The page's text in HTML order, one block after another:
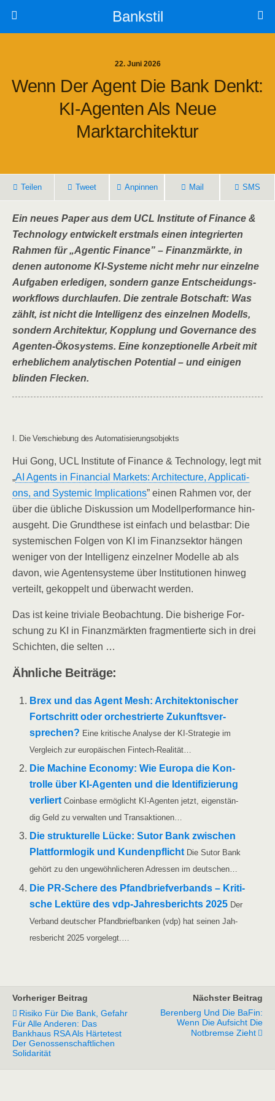
Bankstil
22. Juni 2026
Wenn Der Agent Die Bank Denkt:
KI-Agen­ten Als Neue
Marktarchitektur
Tei­len Tweet Anpin­nen Mail SMS
Ein neu­es Paper aus dem UCL Insti­tu­te of Finan­ce &
Tech­no­lo­gy ent­wi­ckelt erst­mals einen inte­grier­ten
Rah­men für „Agen­tic Finan­ce” – Finanz­märk­te, in
denen auto­no­me KI-Sys­te­me nicht mehr nur ein­zel­ne
Auf­ga­ben erle­di­gen, son­dern gan­ze Ent­schei­dungs­
work­flows durch­lau­fen. Die zen­tra­le Bot­schaft: Was
zählt, ist nicht die Intel­li­genz des ein­zel­nen Modells,
son­dern Archi­tek­tur, Kopp­lung und Gover­nan­ce des
Agen­ten-Öko­sys­tems. Eine kon­zep­tio­nel­le Arbeit mit
erheb­li­chem ana­ly­ti­schen Poten­ti­al – und eini­gen
blin­den Flecken.
I. Die Ver­schie­bung des Automatisierungsobjekts
Hui Gong, UCL Insti­tu­te of Finan­ce & Tech­no­lo­gy, legt mit
„AI Agents in Finan­cial Mar­kets: Archi­tec­tu­re, Appli­ca­ti­
ons, and Sys­te­mic Impli­ca­ti­ons” einen Rah­men vor, der
über die übli­che Dis­kus­si­on um Modell­per­for­mance hin­
aus­geht. Die Grund­the­se ist ein­fach und belast­bar: Die
sys­te­mi­schen Fol­gen von KI im Finanz­sek­tor hän­gen
weni­ger von der Intel­li­genz ein­zel­ner Model­le ab als
davon, wie Agen­ten­sys­te­me über Insti­tu­tio­nen hin­weg
ver­teilt, gekop­pelt und über­wacht werden.
Das ist kei­ne tri­via­le Beob­ach­tung. Die bis­he­ri­ge For­
schung zu KI in Finanz­märk­ten frag­men­tier­te sich in drei
Schich­ten, die selten …
Ähn­li­che Beiträge:
Brex und das Agent Mesh: Archi­tek­to­ni­scher
Fort­schritt oder orches­trier­te Zukunfts­ver­
spre­chen? Eine kri­ti­sche Ana­ly­se der KI-Stra­­te­­gie im
Ver­gleich zur euro­päi­schen Fintech-Realität…
Die Machi­ne Eco­no­my: Wie Euro­pa die Kon­
trol­le über KI-Agen­­ten und die Iden­ti­fi­zie­rung
ver­liert Coin­ba­se ermög­licht KI-Agen­­ten jetzt, eigen­stän­
dig Geld zu ver­wal­ten und Transaktionen…
Die struk­tu­rel­le Lücke: Sutor Bank zwi­schen
Platt­form­lo­gik und Kun­den­pflicht Die Sutor Bank
gehört zu den unge­wöhn­li­che­ren Adres­sen im deutschen…
Die PR-Sche­­re des Pfand­brief­ver­bands – Kri­ti­
sche Lek­tü­re des vdp-Jah­­res­­be­richts 2025 Der
Ver­band deut­scher Pfand­brief­ban­ken (vdp) hat sei­nen Jah­
res­be­richt 2025 vorgelegt.…
Vorheriger Beitrag
Risiko Für Die Bank, Gefahr
Für Alle Anderen: Das
Bankhaus RSA Als Härtetest
Der Genossenschaftlichen
Solidarität
Nächster Beitrag
Berenberg Und Die BaFin:
Wenn Die Aufsicht Die
Notbremse Zieht